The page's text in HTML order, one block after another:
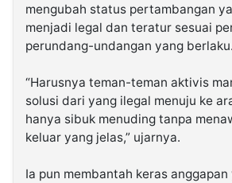
mengubah status pertambangan
menjadi legal dan teratur sesuai
perundang-undangan yang berlaku.
‎“Harusnya teman-teman aktivis
solusi dari yang ilegal menuju ke
hanya sibuk menuding tanpa
keluar yang jelas,” ujarnya.
‎Ia pun membantah keras